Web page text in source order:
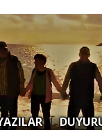
|